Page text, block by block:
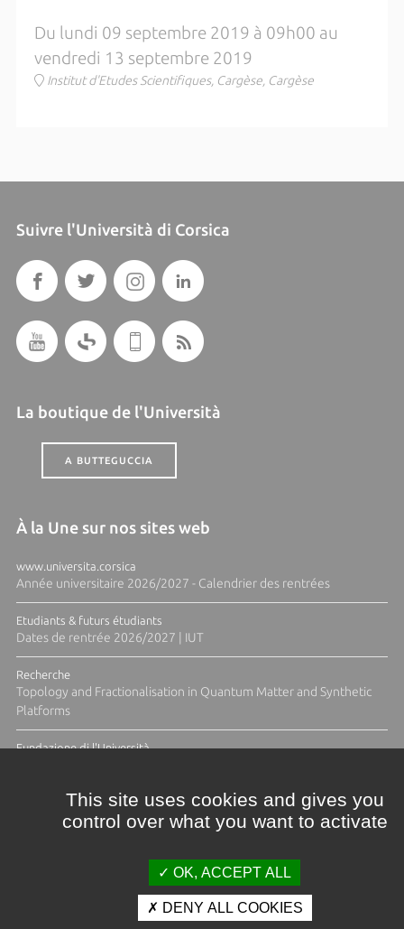
Du lundi 09 septembre 2019 à 09h00 au
vendredi 13 septembre 2019
Institut d'Etudes Scientifiques, Cargèse, Cargèse
Suivre l'Università di Corsica
La boutique de l'Università
A BUTTEGUCCIA
À la Une sur nos sites web
www.universita.corsica
Année universitaire 2026/2027 - Calendrier des rentrées
Etudiants & futurs étudiants
Dates de rentrée 2026/2027 | IUT
Recherche
Topology and Fractionalisation in Quantum Matter and Synthetic
Platforms
Fundazione di l'Università
This site uses cookies and gives you
control over what you want to activate
OK, ACCEPT ALL
DENY ALL COOKIES